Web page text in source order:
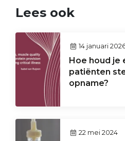
Lees ook
14 januari
Hoe houd je
patiënten
opname?
22 mei 2024